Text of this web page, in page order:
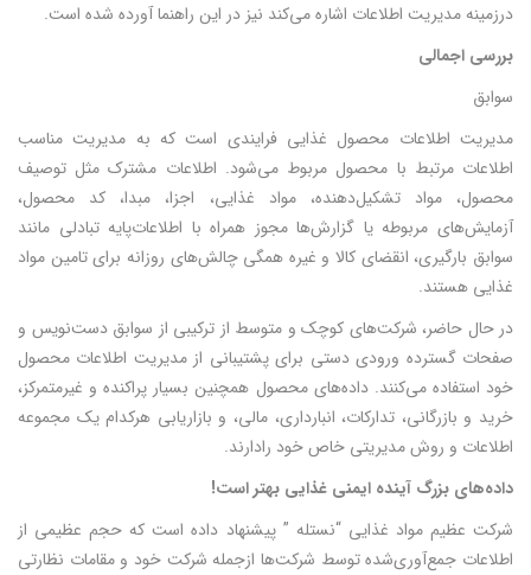
درزمینه مدیریت اطلاعات اشاره می‌کند نیز در این راهنما آورده شده است.
بررسی اجمالی
سوابق
مدیریت اطلاعات محصول غذایی فرایندی است که به مدیریت مناسب
اطلاعات مرتبط با محصول مربوط می‌شود. اطلاعات مشترک مثل توصیف
محصول، مواد تشکیل‌دهنده، مواد غذایی، اجزا، مبدا، کد محصول،
آزمایش‌های مربوطه یا گزارش‌ها مجوز همراه با اطلاعات‌پایه تبادلی مانند
سوابق بارگیری، انقضای کالا و غیره همگی چالش‌های روزانه برای تامین مواد
غذایی هستند.
در حال حاضر، شرکت‌های کوچک و متوسط از ترکیبی از سوابق دست‌نویس و
صفحات گسترده ورودی دستی برای پشتیبانی از مدیریت اطلاعات محصول
خود استفاده می‌کنند. داده‌های محصول همچنین بسیار پراکنده و غیرمتمرکز،
خرید و بازرگانی، تدارکات، انبارداری، مالی، و بازاریابی هرکدام یک مجموعه
اطلاعات و روش مدیریتی خاص خود رادارند.
داده‌های بزرگ آینده ایمنی غذایی بهتر است!
شرکت عظیم مواد غذایی “نستله ” پیشنهاد داده است که حجم عظیمی از
اطلاعات جمع‌آوری‌شده توسط شرکت‌ها ازجمله شرکت خود و مقامات نظارتی